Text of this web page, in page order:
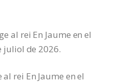
al rei En Jaume en el
juliol de 2026.
rei En Jaume en el